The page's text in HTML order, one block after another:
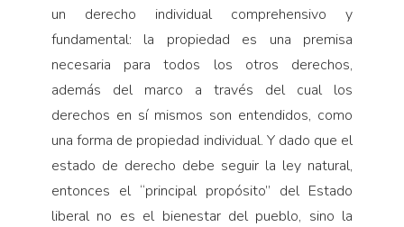
un derecho indivi­dual comprehensivo y
fundamental: la propiedad es una premisa
necesaria para todos los otros derechos,
además del marco a través del cual los
derechos en sí mismos son entendidos, como
una forma de propie­dad individual. Y dado que el
estado de derecho debe seguir la ley natural,
entonces el “principal propósito” del Estado
liberal no es el bienestar del pueblo, sino la